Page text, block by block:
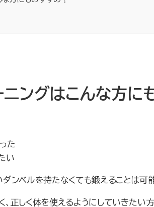
ニングはこんな方に
た
い
ンベルを持たなくても鍛えることは可
正しく体を使えるようにしていきたい